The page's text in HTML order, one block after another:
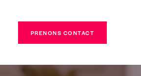
PRENONS CONTACT